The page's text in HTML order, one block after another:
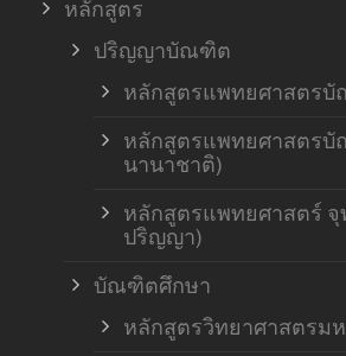
หลักสูตร
ปริญญาบัณฑิต
หลักสูตรแพทยศาสตร
หลักสูตรแพทยศาสตร
นานาชาติ)
หลักสูตรแพทยศาสตร์ จุ
ปริญญา)
บัณฑิตศึกษา
หลักสูตรวิทยาศาสตร